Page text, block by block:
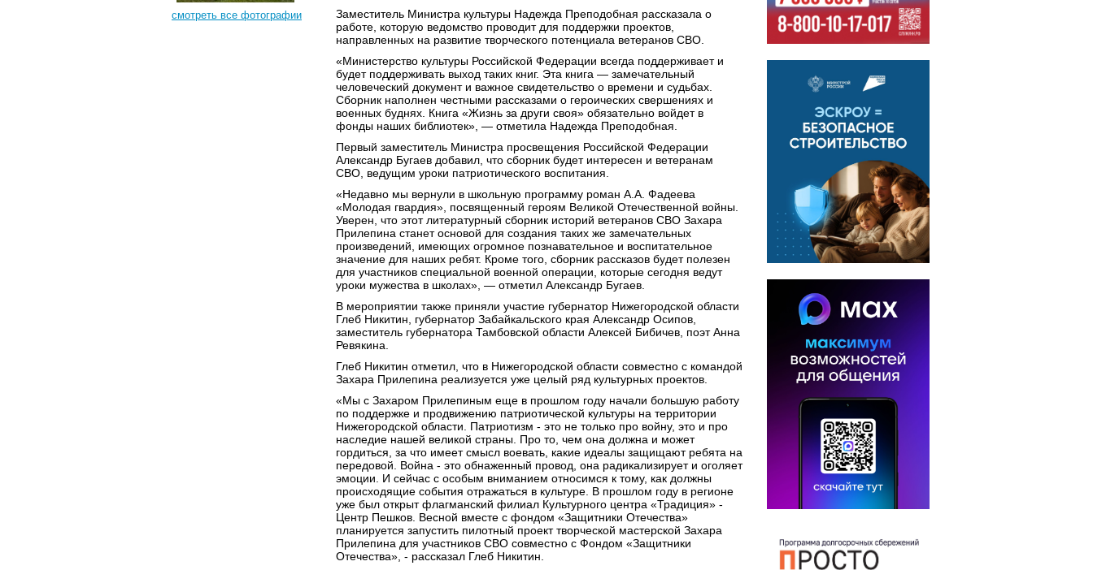
смотреть все фотографии
Заместитель Министра культуры Надежда Преподобная рассказала о
работе, которую ведомство проводит для поддержки проектов,
направленных на развитие творческого потенциала ветеранов СВО.
«Министерство культуры Российской Федерации всегда поддерживает и
будет поддерживать выход таких книг. Эта книга — замечательный
человеческий документ и важное свидетельство о времени и судьбах.
Сборник наполнен честными рассказами о героических свершениях и
военных буднях. Книга «Жизнь за други своя» обязательно войдет в
фонды наших библиотек», — отметила Надежда Преподобная.
Первый заместитель Министра просвещения Российской Федерации
Александр Бугаев добавил, что сборник будет интересен и ветеранам
СВО, ведущим уроки патриотического воспитания.
«Недавно мы вернули в школьную программу роман А.А. Фадеева
«Молодая гвардия», посвященный героям Великой Отечественной войны.
Уверен, что этот литературный сборник историй ветеранов СВО Захара
Прилепина станет основой для создания таких же замечательных
произведений, имеющих огромное познавательное и воспитательное
значение для наших ребят. Кроме того, сборник рассказов будет полезен
для участников специальной военной операции, которые сегодня ведут
уроки мужества в школах», — отметил Александр Бугаев.
В мероприятии также приняли участие губернатор Нижегородской области
Глеб Никитин, губернатор Забайкальского края Александр Осипов,
заместитель губернатора Тамбовской области Алексей Бибичев, поэт Анна
Ревякина.
Глеб Никитин отметил, что в Нижегородской области совместно с командой
Захара Прилепина реализуется уже целый ряд культурных проектов.
«Мы с Захаром Прилепиным еще в прошлом году начали большую работу
по поддержке и продвижению патриотической культуры на территории
Нижегородской области. Патриотизм - это не только про войну, это и про
наследие нашей великой страны. Про то, чем она должна и может
гордиться, за что имеет смысл воевать, какие идеалы защищают ребята на
передовой. Война - это обнаженный провод, она радикализирует и оголяет
эмоции. И сейчас с особым вниманием относимся к тому, как должны
происходящие события отражаться в культуре. В прошлом году в регионе
уже был открыт флагманский филиал Культурного центра «Традиция» -
Центр Пешков. Весной вместе с фондом «Защитники Отечества»
планируется запустить пилотный проект творческой мастерской Захара
Прилепина для участников СВО совместно с Фондом «Защитники
Отечества», - рассказал Глеб Никитин.